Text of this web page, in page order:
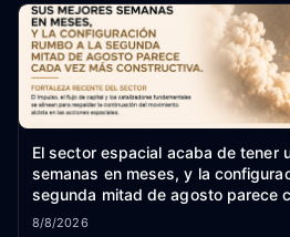
El sector espacial acaba de tener
semanas en meses, y la
segunda mitad de agosto parece
constructiva.
8/8/2026